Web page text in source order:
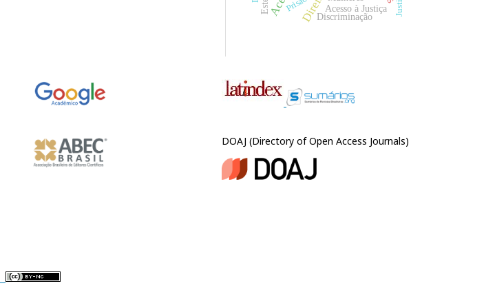
Acesso à Justiça
Discriminação
DOAJ (Directory of Open Access Journals)